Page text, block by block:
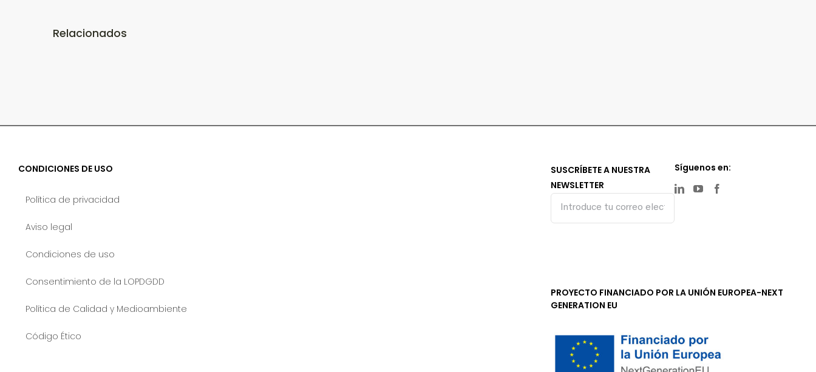
Relacionados
CONDICIONES DE USO
Política de privacidad
Aviso legal
Condiciones de uso
Consentimiento de la LOPDGDD
Política de Calidad y Medioambiente
Código Ético
SUSCRÍBETE A NUESTRA
NEWSLETTER
Síguenos en:
PROYECTO FINANCIADO POR LA UNIÓN EUROPEA-NEXT
GENERATION EU